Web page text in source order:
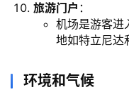
旅游门户 ：
机场是游客进
地如特立尼达
环境和气候